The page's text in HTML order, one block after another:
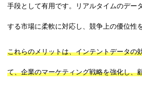
手段として有用です。リアルタイムのデー
する市場に柔軟に対応し、競争上の優位性
これらのメリットは、インテントデータの
て、企業のマーケティング戦略を強化し、